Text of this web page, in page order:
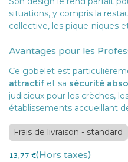
situations, y compris la
collective, les pique-niques
Avantages pour les
Ce gobelet est
attractifet sa sécurité
judicieux pour les crèches,
établissements accueillant
Frais de livraison - standard
13,77 €(Hors taxes)